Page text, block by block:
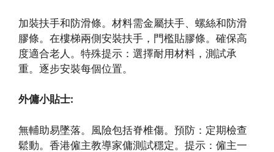
加裝扶手和防滑條。材料需金屬扶手、螺絲和防滑
膠條。在樓梯兩側安裝扶手，門檻貼膠條。確保高
度適合老人。特殊提示：選擇耐用材料，測試承
重。逐步安裝每個位置。
外傭小貼士:
無輔助易墜落。風險包括脊椎傷。預防：定期檢查
鬆動。香港僱主教導家傭測試穩定。提示：僱主一